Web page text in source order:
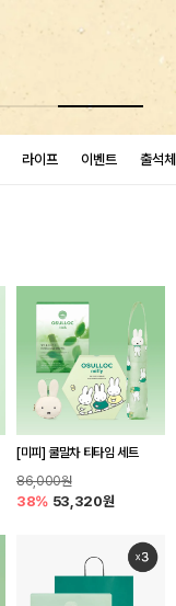
라이프 이벤트 출석
[미피] 쿨말차 티타임 세트
86,000원
38% 53,320원